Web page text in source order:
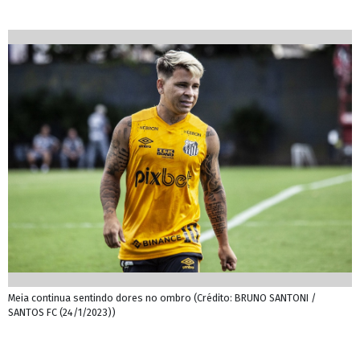
Meia continua sentindo dores no ombro (Crédito: BRUNO SANTONI /
SANTOS FC (24/1/2023))